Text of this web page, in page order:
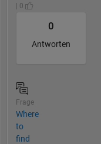
| 0
0
Antworten
Frage
Where
to
find